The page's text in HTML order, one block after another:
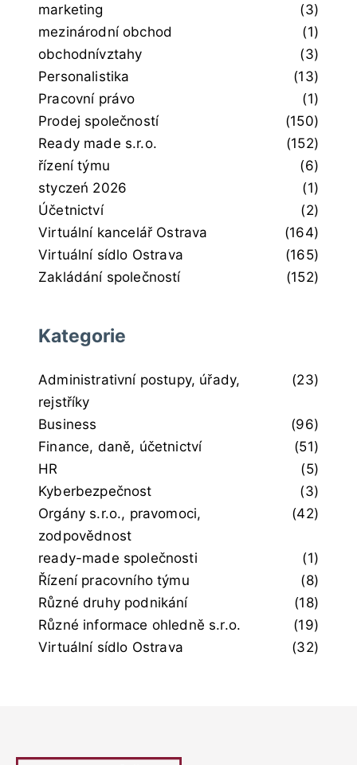
marketing
(3)
mezinárodní obchod
(1)
obchodnívztahy
(3)
Personalistika
(13)
Pracovní právo
(1)
Prodej společností
(150)
Ready made s.r.o.
(152)
řízení týmu
(6)
styczeń 2026
(1)
Účetnictví
(2)
Virtuální kancelář Ostrava
(164)
Virtuální sídlo Ostrava
(165)
Zakládání společností
(152)
Kategorie
Administrativní postupy, úřady,
rejstříky
(23)
Business
(96)
Finance, daně, účetnictví
(51)
HR
(5)
Kyberbezpečnost
(3)
Orgány s.r.o., pravomoci,
zodpovědnost
(42)
ready-made společnosti
(1)
Řízení pracovního týmu
(8)
Různé druhy podnikání
(18)
Různé informace ohledně s.r.o.
(19)
Virtuální sídlo Ostrava
(32)